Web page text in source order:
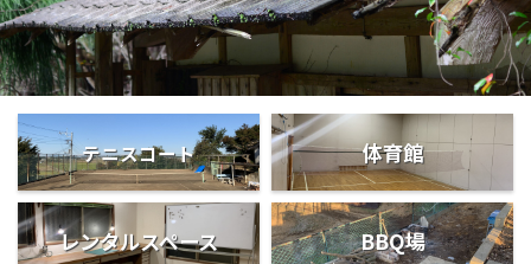
テニスコート 体育館
レンタルスペース BBQ場